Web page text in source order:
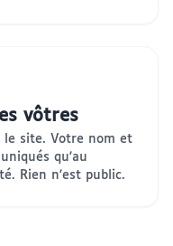
vôtres
le site. Votre nom et
qu'au
Rien n'est public.